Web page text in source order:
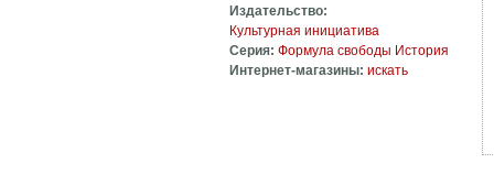
Издательство:
Культурная инициатива
Серия: Формула свободы История
Интернет-магазины: искать